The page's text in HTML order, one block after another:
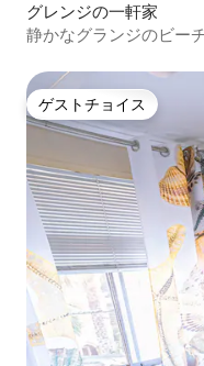
グレンジの一軒家
静かなグランジのビー
ゲストチョイス
ゲストチョイス